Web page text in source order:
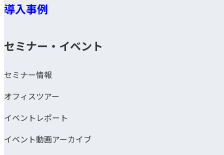
導入事例
セミナー・イベント
セミナー情報
オフィスツアー
イベントレポート
イベント動画アーカイブ